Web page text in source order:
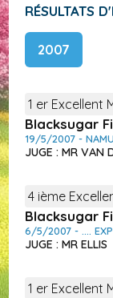
RÉSULTATS
2007
1 er Excellent
Blacksugar
19/5/2007 -
JUGE : MR VAN
4 ième
Blacksugar
6/5/2007 - ....
JUGE : MR ELLIS
1 er Excellent